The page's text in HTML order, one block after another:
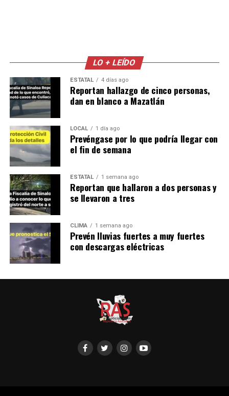
LO + LEÍDO
ESTATAL 4 días ago
Reportan hallazgo de cinco personas,
dan en blanco a Mazatlán
LOCAL 1 día ago
Prevéngase por lo que podría llegar con
el fin de semana
ESTATAL 1 semana ago
Reportan que hallaron a dos personas y
se llevaron a tres
CLIMA 1 semana ago
Prevén lluvias fuertes a muy fuertes
con descargas eléctricas